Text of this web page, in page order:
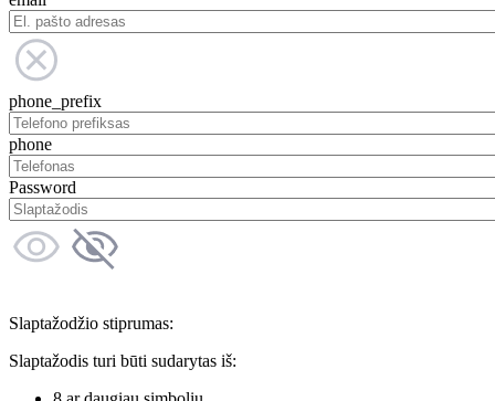
phone_prefix
phone
Password
Slaptažodžio stiprumas:
Slaptažodis turi būti sudarytas iš: